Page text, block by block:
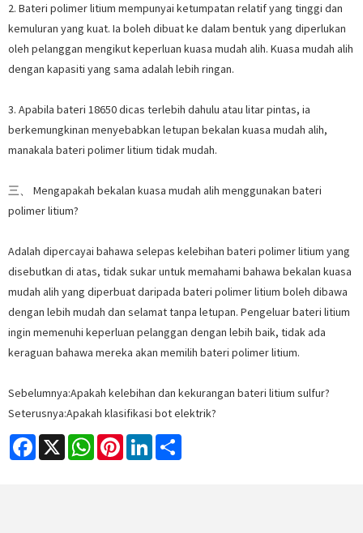
2. Bateri polimer litium mempunyai ketumpatan relatif yang tinggi dan
kemuluran yang kuat. Ia boleh dibuat ke dalam bentuk yang diperlukan
oleh pelanggan mengikut keperluan kuasa mudah alih. Kuasa mudah alih
dengan kapasiti yang sama adalah lebih ringan.
3. Apabila bateri 18650 dicas terlebih dahulu atau litar pintas, ia
berkemungkinan menyebabkan letupan bekalan kuasa mudah alih,
manakala bateri polimer litium tidak mudah.
三、 Mengapakah bekalan kuasa mudah alih menggunakan bateri
polimer litium?
Adalah dipercayai bahawa selepas kelebihan bateri polimer litium yang
disebutkan di atas, tidak sukar untuk memahami bahawa bekalan kuasa
mudah alih yang diperbuat daripada bateri polimer litium boleh dibawa
dengan lebih mudah dan selamat tanpa letupan. Pengeluar bateri litium
ingin memenuhi keperluan pelanggan dengan lebih baik, tidak ada
keraguan bahawa mereka akan memilih bateri polimer litium.
Sebelumnya:Apakah kelebihan dan kekurangan bateri litium sulfur?
Seterusnya:Apakah klasifikasi bot elektrik?
Facebook
X WhatsAppPinterestLinkedIn